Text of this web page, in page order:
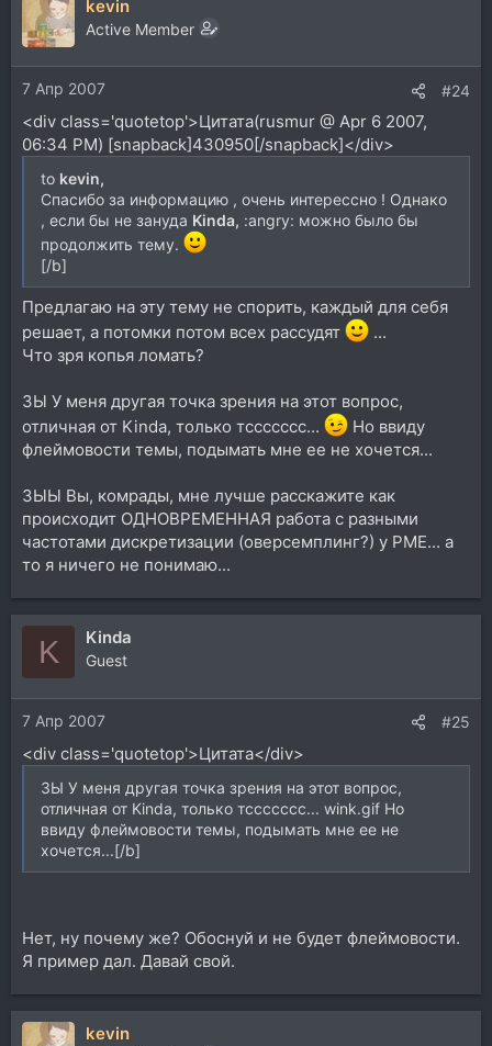
kevin
Active Member
7 Апр 2007 #24
<div class='quotetop'>Цитата(rusmur @ Apr 6 2007,
06:34 PM) [snapback]430950[/snapback]</div>
to kevin,
Спасибо за информацию , очень интерессно ! Однако
, если бы не зануда Kinda, :angry: можно было бы
продолжить тему.
[/b]
Предлагаю на эту тему не спорить, каждый для себя
решает, а потомки потом всех рассудят
...
Что зря копья ломать?
ЗЫ У меня другая точка зрения на этот вопрос,
отличная от Kinda, только тссссссс...
Но ввиду
флеймовости темы, подымать мне ее не хочется...
ЗЫЫ Вы, комрады, мне лучше расскажите как
происходит ОДНОВРЕМЕННАЯ работа с разными
частотами дискретизации (оверсемплинг?) у РМЕ... а
то я ничего не понимаю...
K Kinda
Guest
7 Апр 2007 #25
<div class='quotetop'>Цитата</div>
ЗЫ У меня другая точка зрения на этот вопрос,
отличная от Kinda, только тссссссс... wink.gif Но
ввиду флеймовости темы, подымать мне ее не
хочется...[/b]
Нет, ну почему же? Обоснуй и не будет флеймовости.
Я пример дал. Давай свой.
kevin